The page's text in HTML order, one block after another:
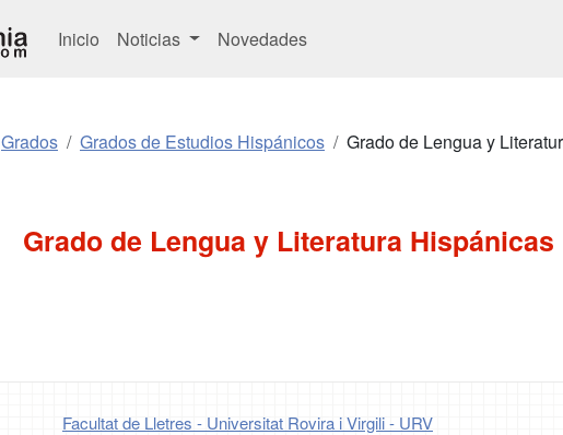
Inicio Noticias Novedades
Grados Grados de Estudios Hispánicos Grado de Lengua y
Grado de Lengua y Literatura Hispánicas
Facultat de Lletres - Universitat Rovira i Virgili - URV